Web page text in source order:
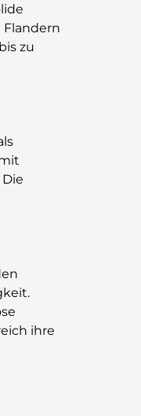
zu
ihre